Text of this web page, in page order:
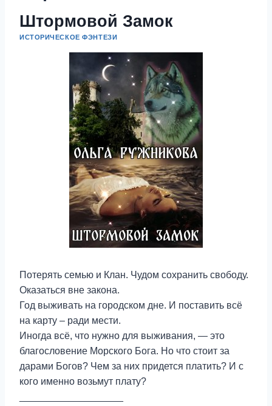
Штормовой Замок
ИСТОРИЧЕСКОЕ ФЭНТЕЗИ
Потерять семью и Клан. Чудом сохранить свободу.
Оказаться вне закона.
Год выживать на городском дне. И поставить всё
на карту – ради мести.
Иногда всё, что нужно для выживания, — это
благословение Морского Бога. Но что стоит за
дарами Богов? Чем за них придется платить? И с
кого именно возьмут плату?